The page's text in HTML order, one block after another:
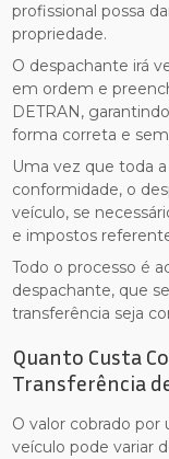
profissional possa
propriedade.
O despachante irá
em ordem e
DETRAN,
forma correta e
Uma vez que toda
conformidade, o
veículo, se
e impostos
Todo o processo é
despachante, que
transferência seja
Quanto Custa
Transferência
O valor cobrado por
veículo pode variar